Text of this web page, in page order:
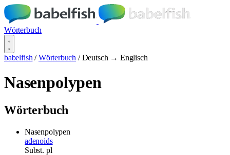
Wörterbuch
babelfish / Wörterbuch / Deutsch → Englisch
Nasenpolypen
Wörterbuch
Nasenpolypen
adenoids
Subst. pl